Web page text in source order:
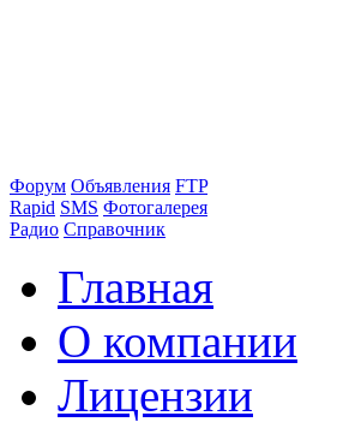
Форум Объявления FTP
Rapid SMS Фотогалерея
Радио Справочник
Главная
О компании
Лицензии